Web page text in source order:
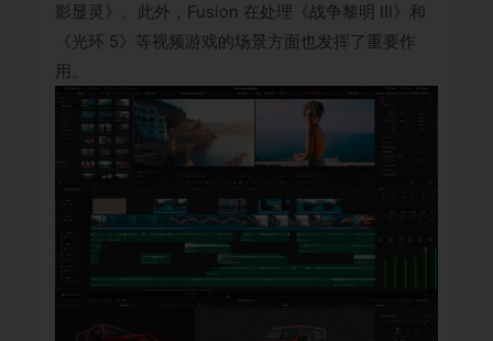
影显灵》。此外，Fusion 在处理《战争黎明 III》和
《光环 5》等视频游戏的场景方面也发挥了重要作
用。